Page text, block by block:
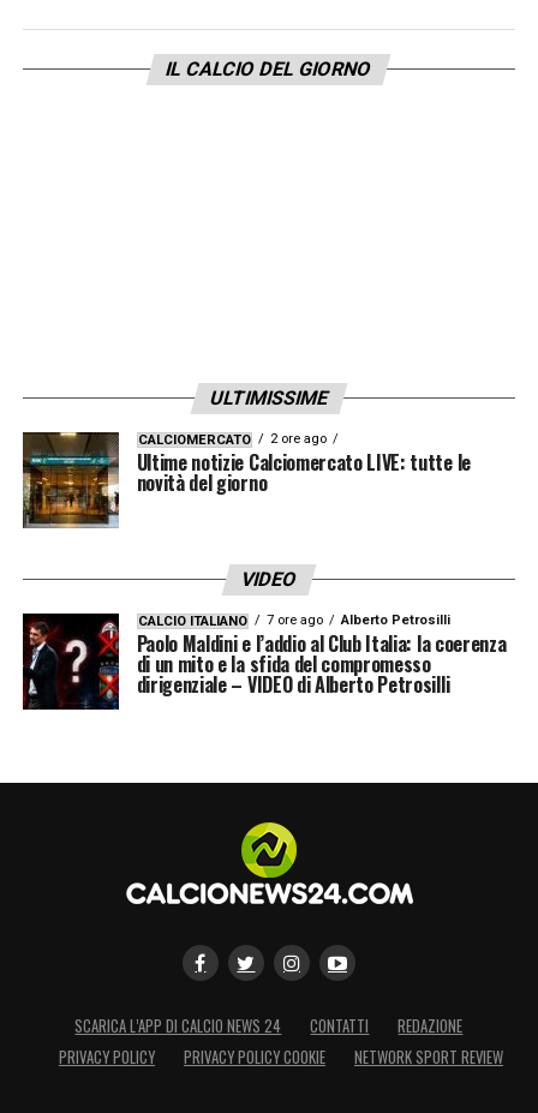
LA PLAYLIST DELLE NOSTRE TOP NEWS
IL CALCIO DEL GIORNO
ULTIMISSIME
CALCIOMERCATO 2 ore ago
Ultime notizie Calciomercato LIVE: tutte le
novità del giorno
VIDEO
CALCIO ITALIANO 7 ore ago Alberto Petrosilli
Paolo Maldini e l’addio al Club Italia: la coerenza
di un mito e la sfida del compromesso
dirigenziale – VIDEO di Alberto Petrosilli
SCARICA L’APP DI CALCIO NEWS 24 CONTATTI
REDAZIONE
PRIVACY POLICY
PRIVACY POLICY COOKIE NETWORK SPORT REVIEW